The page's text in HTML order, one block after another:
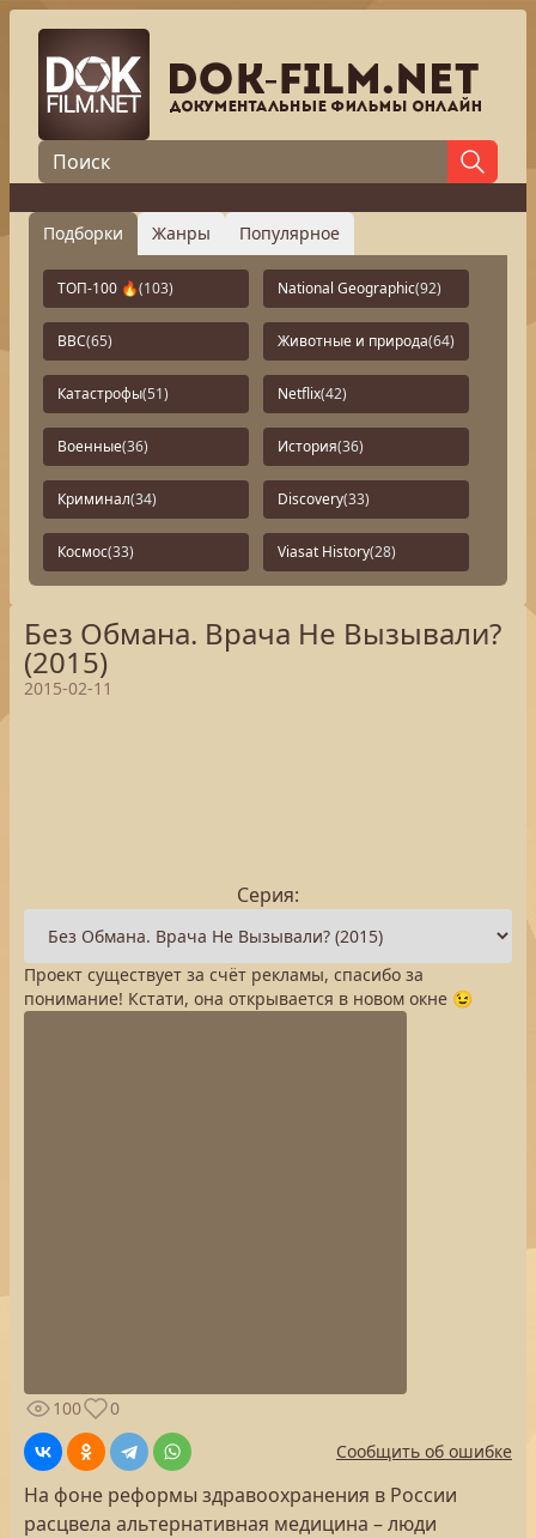
Подборки Жанры Популярное
ТОП-100 🔥(103) National Geographic(92)
BBC(65) Животные и природа(64)
Катастрофы(51) Netflix(42)
Военные(36) История(36)
Криминал(34) Discovery(33)
Космос(33) Viasat History(28)
Без Обмана. Врача Не Вызывали?
(2015)
2015-02-11
Серия:
Проект существует за счёт рекламы, спасибо за
понимание! Кстати, она открывается в новом окне 😉
100
0
Сообщить об ошибке
На фоне реформы здравоохранения в России
расцвела альтернативная медицина – люди